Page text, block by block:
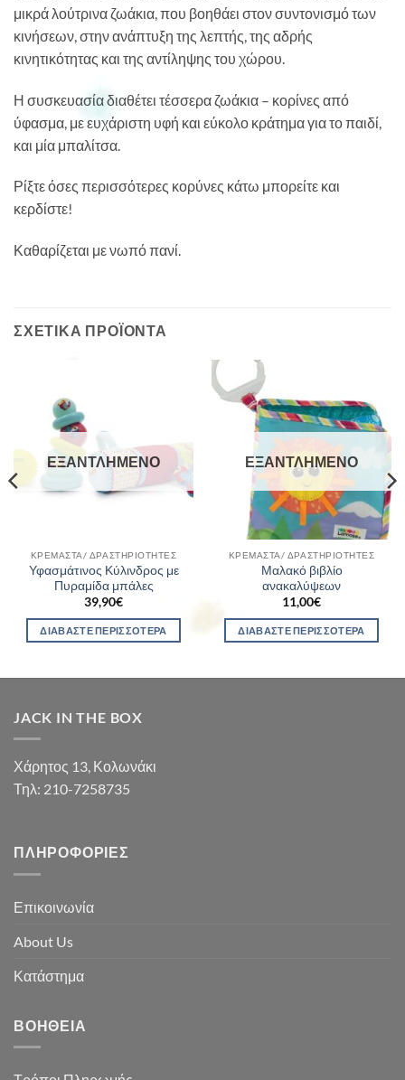
μικρά λούτρινα ζωάκια, που βοηθάει στον συντονισμό των
κινήσεων, στην ανάπτυξη της λεπτής, της αδρής
κινητικότητας και της αντίληψης του χώρου.
Η συσκευασία διαθέτει τέσσερα ζωάκια – κορίνες από
ύφασμα, με ευχάριστη υφή και εύκολο κράτημα για το παιδί,
και μία μπαλίτσα.
Ρίξτε όσες περισσότερες κορύνες κάτω μπορείτε και
κερδίστε!
Καθαρίζεται με νωπό πανί.
ΣΧΕΤΙΚΆ ΠΡΟΪΌΝΤΑ
ΕΞΑΝΤΛΗΜΈΝΟ
ΚΡΕΜΑΣΤΆ/ ΔΡΑΣΤΗΡΙΌΤΗΤΕΣ
Υφασμάτινος Κύλινδρος με
Πυραμίδα μπάλες
39,90€
ΔΙΑΒΆΣΤΕ ΠΕΡΙΣΣΌΤΕΡΑ
ΕΞΑΝΤΛΗΜΈΝΟ
ΚΡΕΜΑΣΤΆ/ ΔΡΑΣΤΗΡΙΌΤΗΤΕΣ
Μαλακό βιβλίο
ανακαλύψεων
11,00€
ΔΙΑΒΆΣΤΕ ΠΕΡΙΣΣΌΤΕΡΑ
JACK IN THE BOX
Χάρητος 13, Κολωνάκι
Τηλ: 210-7258735
ΠΛΗΡΟΦΟΡΊΕΣ
Επικοινωνία
About Us
Κατάστημα
ΒΟΉΘΕΙΑ